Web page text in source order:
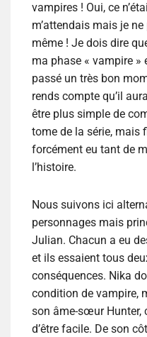
vampires ! Oui, ce
m’attendais mais je ne
même ! Je dois dire
ma phase « vampire »
passé un très bon
rends compte qu’il
être plus simple de
tome de la série, mais
forcément eu tant de
l’histoire.
Nous suivons ici
personnages mais
Julian. Chacun a eu
et ils essaient tous
conséquences. Nika
condition de vampire,
son âme-sœur Hunter,
d’être facile. De son